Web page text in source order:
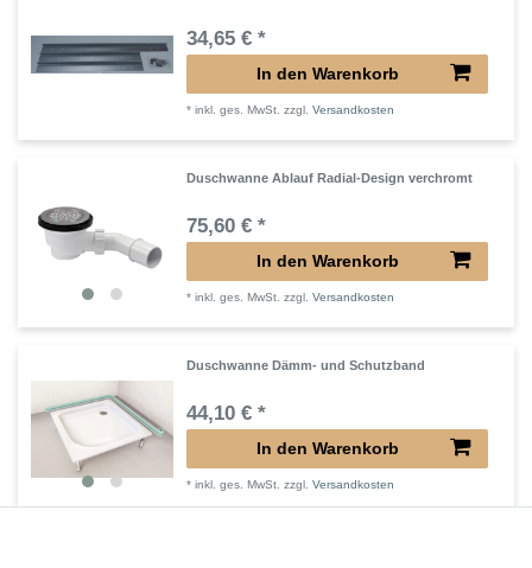
34,65 € *
In den Warenkorb
*inkl. ges. MwSt. zzgl.Versandkosten
Duschwanne Ablauf Radial-Design verchromt
75,60 € *
In den Warenkorb
*inkl. ges. MwSt. zzgl.Versandkosten
Duschwanne Dämm- und Schutzband
44,10 € *
In den Warenkorb
*inkl. ges. MwSt. zzgl.Versandkosten